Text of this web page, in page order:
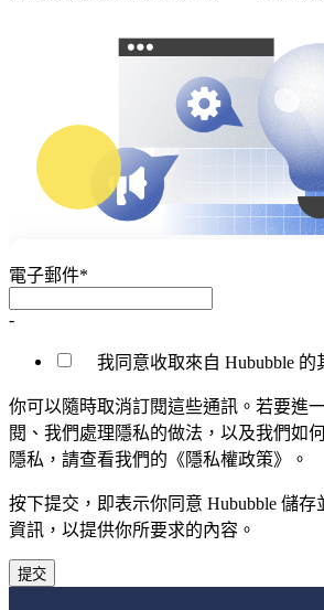
電子郵件*
-
我同意收取來自 Hububble 的
你可以隨時取消訂閱這些通訊。若要進
閱、我們處理隱私的做法，以及我們如
隱私，請查看我們的《隱私權政策》。
按下提交，即表示你同意 Hububble 儲存
資訊，以提供你所要求的內容。